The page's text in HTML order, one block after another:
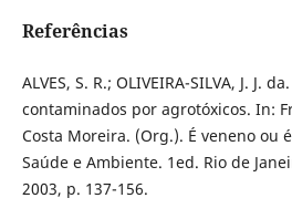
Referências
ALVES, S. R.; OLIVEIRA-SILVA, J. J.
contaminados por agrotóxicos. In:
Costa Moreira. (Org.). É veneno ou
Saúde e Ambiente. 1ed. Rio de
2003, p. 137-156.